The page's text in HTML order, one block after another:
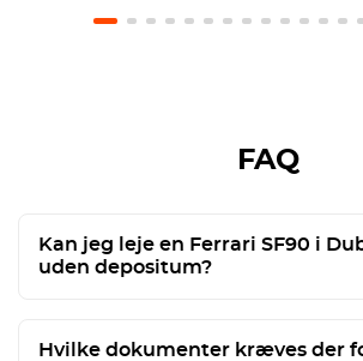
in full. We will definitely use Octane
FAQ
Kan jeg leje en Ferrari SF90 i
uden depositum?
Hvilke dokumenter kræves der